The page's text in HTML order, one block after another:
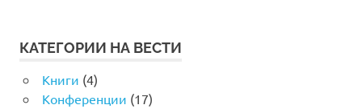
КАТЕГОРИИ НА ВЕСТИ
Книги (4)
Конференции (17)